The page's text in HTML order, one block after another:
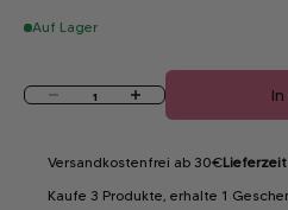
Auf Lager
Anzahl verringernAnzahl erhöhen
Versandkostenfrei ab 30€
Kaufe 3 Produkte, erhalte 1